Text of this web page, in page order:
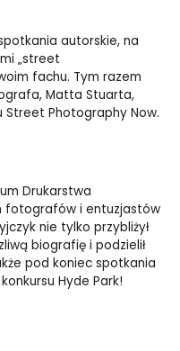
autorskie, na
„street
fachu. Tym razem
Matta Stuarta,
Street Photography Now.
Drukarstwa
fotografów i entuzjastów
nie tylko przybliżył
biografię i podzielił
pod koniec spotkania
Hyde Park!